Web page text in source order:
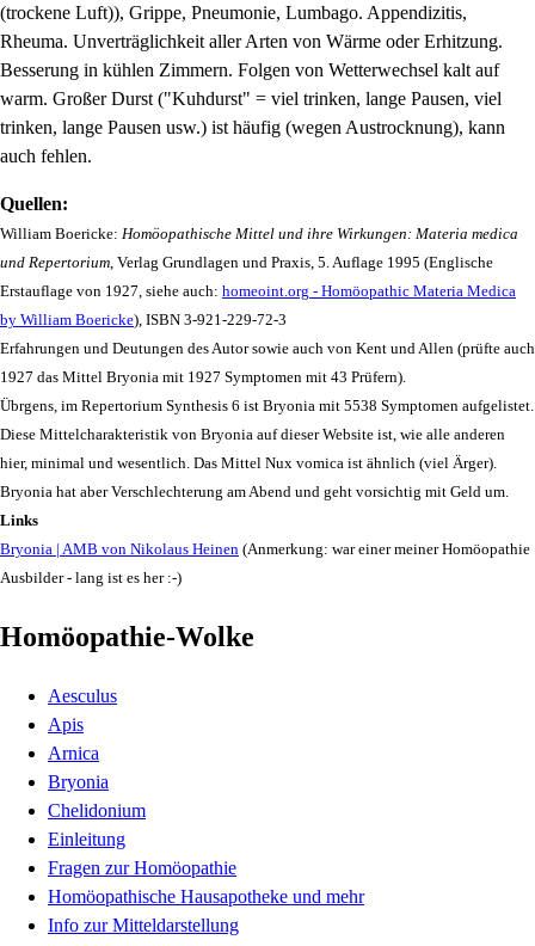
(trockene Luft)), Grippe, Pneumonie, Lumbago. Appendizitis,
Rheuma. Unverträglichkeit aller Arten von Wärme oder Erhitzung.
Besserung in kühlen Zimmern. Folgen von Wetterwechsel kalt auf
warm. Großer Durst ("Kuhdurst" = viel trinken, lange Pausen, viel
trinken, lange Pausen usw.) ist häufig (wegen Austrocknung), kann
auch fehlen.
Quellen:
William Boericke: Homöopathische Mittel und ihre Wirkungen: Materia medica
und Repertorium , Verlag Grundlagen und Praxis, 5. Auflage 1995 (Englische
Erstauflage von 1927, siehe auch: homeoint.org - Homöopathic Materia Medica
by William Boericke), ISBN 3-921-229-72-3
Erfahrungen und Deutungen des Autor sowie auch von Kent und Allen (prüfte auch
1927 das Mittel Bryonia mit 1927 Symptomen mit 43 Prüfern).
Übrgens, im Repertorium Synthesis 6 ist Bryonia mit 5538 Symptomen aufgelistet.
Diese Mittelcharakteristik von Bryonia auf dieser Website ist, wie alle anderen
hier, minimal und wesentlich. Das Mittel Nux vomica ist ähnlich (viel Ärger).
Bryonia hat aber Verschlechterung am Abend und geht vorsichtig mit Geld um.
Links
Bryonia | AMB von Nikolaus Heinen (Anmerkung: war einer meiner Homöopathie
Ausbilder - lang ist es her :-)
Homöopathie-Wolke
Aesculus
Apis
Arnica
Bryonia
Chelidonium
Einleitung
Fragen zur Homöopathie
Homöopathische Hausapotheke und mehr
Info zur Mitteldarstellung